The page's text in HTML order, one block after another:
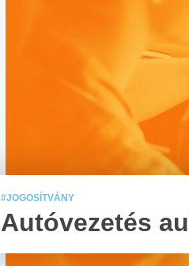
#JOGOSÍTVÁNY
Autóvezetés